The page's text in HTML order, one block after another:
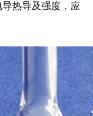
导热导及强度，应